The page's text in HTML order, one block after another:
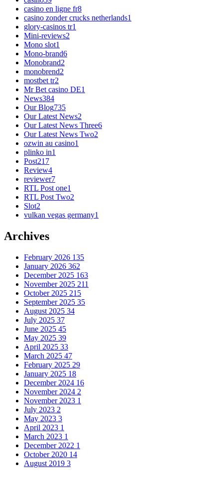
casino en ligne fr8
casino zonder crucks netherlands1
glory-casinos tr1
Mini-reviews2
Mono slot1
Mono-brand6
Monobrand2
monobrend2
mostbet tr2
Mr Bet casino DE1
News384
Our Blog735
Our Latest News2
Our Latest News Three6
Our Latest News Two2
ozwin au casino1
plinko in1
Post217
Review4
reviewer7
RTL Post one1
RTL Post Two2
Slot2
vulkan vegas germany1
Archives
February 2026 135
January 2026 362
December 2025 163
November 2025 211
October 2025 215
September 2025 35
August 2025 34
July 2025 37
June 2025 45
May 2025 39
April 2025 33
March 2025 47
February 2025 29
January 2025 18
December 2024 16
November 2024 2
November 2023 1
July 2023 2
May 2023 3
April 2023 1
March 2023 1
December 2022 1
October 2020 14
August 2019 3